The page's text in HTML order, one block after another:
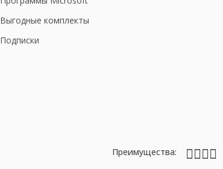
Выгодные комплекты
Подписки
Преимущества: